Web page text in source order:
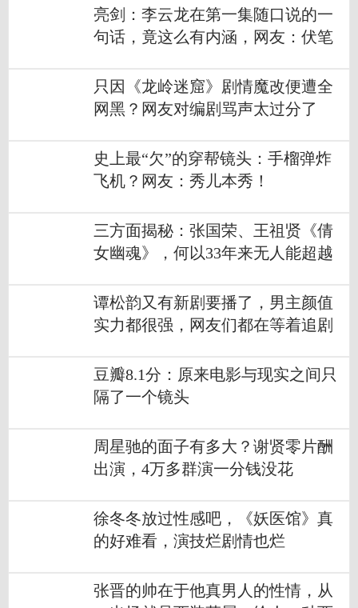
亮剑：李云龙在第一集随口说的一
句话，竟这么有内涵，网友：伏笔
只因《龙岭迷窟》剧情魔改便遭全
网黑？网友对编剧骂声太过分了
史上最“欠”的穿帮镜头：手榴弹炸
飞机？网友：秀儿本秀！
三方面揭秘：张国荣、王祖贤《倩
女幽魂》，何以33年来无人能超越
谭松韵又有新剧要播了，男主颜值
实力都很强，网友们都在等着追剧
豆瓣8.1分：原来电影与现实之间只
隔了一个镜头
周星驰的面子有多大？谢贤零片酬
出演，4万多群演一分钱没花
徐冬冬放过性感吧，《妖医馆》真
的好难看，演技烂剧情也烂
张晋的帅在于他真男人的性情，从